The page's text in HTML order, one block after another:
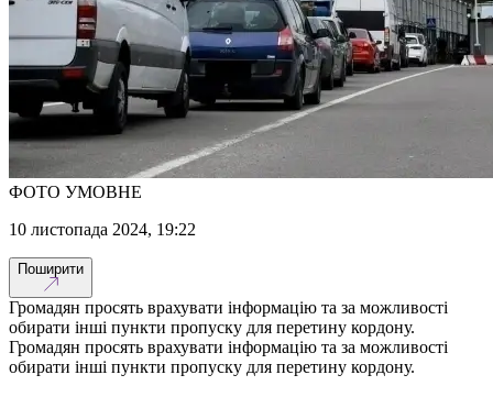
ФОТО УМОВНЕ
10 листопада 2024, 19:22
Поширити
Громадян просять врахувати інформацію та за можливості
обирати інші пункти пропуску для перетину кордону.
Громадян просять врахувати інформацію та за можливості
обирати інші пункти пропуску для перетину кордону.